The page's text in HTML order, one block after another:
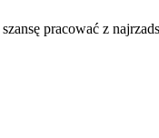
pracować z